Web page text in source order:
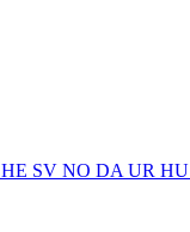
HE SV NO DA UR HU